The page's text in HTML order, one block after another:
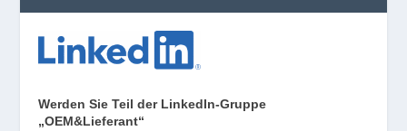
Werden Sie Teil der LinkedIn-Gruppe
„OEM&Lieferant“